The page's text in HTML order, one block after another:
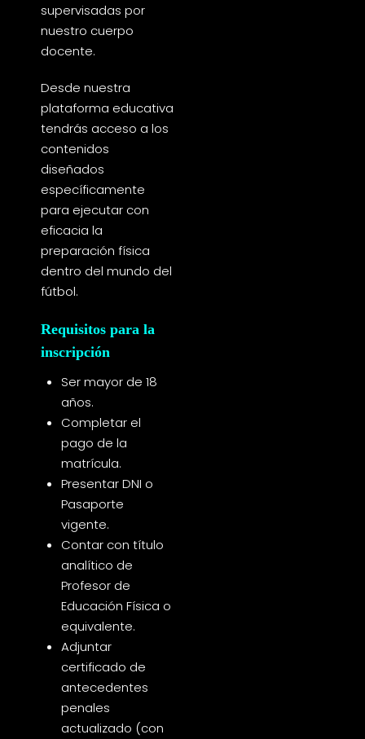
supervisadas por
nuestro cuerpo
docente.
Desde nuestra
plataforma educativa
tendrás acceso a los
contenidos
diseñados
específicamente
para ejecutar con
eficacia la
preparación física
dentro del mundo del
fútbol.
Requisitos para la
inscripción
Ser mayor de 18
años.
Completar el
pago de la
matrícula.
Presentar DNI o
Pasaporte
vigente.
Contar con título
analítico de
Profesor de
Educación Física o
equivalente.
Adjuntar
certificado de
antecedentes
penales
actualizado (con